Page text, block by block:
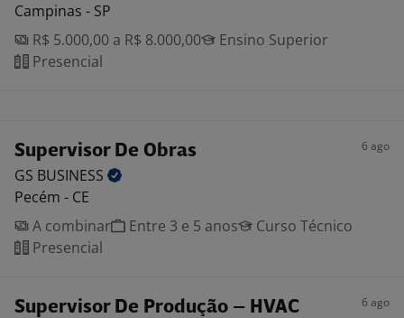
Campinas - SP
R$ 5.000,00 a R$ 8.000,00
Ensino Superior
Presencial
Supervisor De Obras 6 ago
GS BUSINESS
Pecém - CE
A combinar
Entre 3 e 5 anos
Curso Técnico
Presencial
Supervisor De Produção – HVAC 6 ago